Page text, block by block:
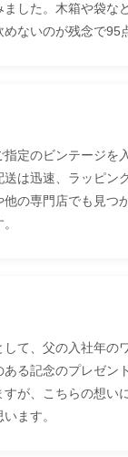
ました。木箱や袋な
めないのが残念で95
指定のビンテージを
送は迅速、ラッピン
の専門店でも見つ
て、父の入社年の
ある記念のプレゼン
すが、こちらの想い
ます。